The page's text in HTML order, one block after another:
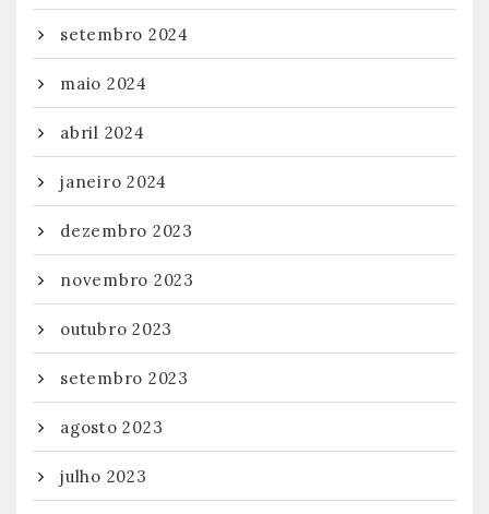
setembro 2024
maio 2024
abril 2024
janeiro 2024
dezembro 2023
novembro 2023
outubro 2023
setembro 2023
agosto 2023
julho 2023